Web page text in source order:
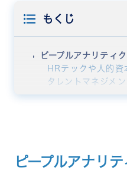
もくじ
ピープルアナリティ
HRテックや人的資
タレントマネジメ
ピープルアナリティ
ピープルアナリ